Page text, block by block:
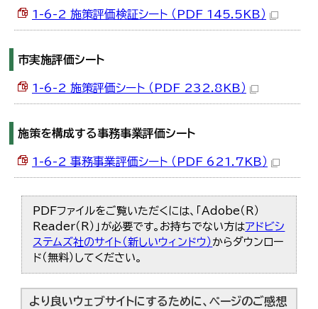
1-6-2 施策評価検証シート （PDF 145.5KB）
市実施評価シート
1-6-2 施策評価シート （PDF 232.8KB）
施策を構成する事務事業評価シート
1-6-2 事務事業評価シート （PDF 621.7KB）
PDFファイルをご覧いただくには、「Adobe（R）
Reader（R）」が必要です。お持ちでない方はアドビシ
ステムズ社のサイト（新しいウィンドウ） からダウンロー
ド（無料）してください。
より良いウェブサイトにするために、ページのご感想